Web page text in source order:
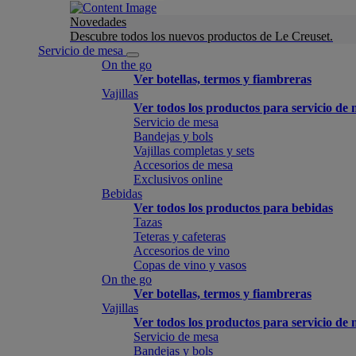
Novedades
Descubre todos los nuevos productos de Le Creuset.
Servicio de mesa
On the go
Ver botellas, termos y fiambreras
Vajillas
Ver todos los productos para servicio de
Servicio de mesa
Bandejas y bols
Vajillas completas y sets
Accesorios de mesa
Exclusivos online
Bebidas
Ver todos los productos para bebidas
Tazas
Teteras y cafeteras
Accesorios de vino
Copas de vino y vasos
On the go
Ver botellas, termos y fiambreras
Vajillas
Ver todos los productos para servicio de
Servicio de mesa
Bandejas y bols